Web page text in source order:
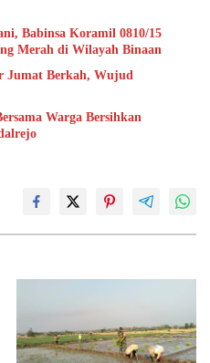
Babinsa Koramil 0810/15
Merah di Wilayah Binaan
Jumat Berkah, Wujud
Warga Bersihkan